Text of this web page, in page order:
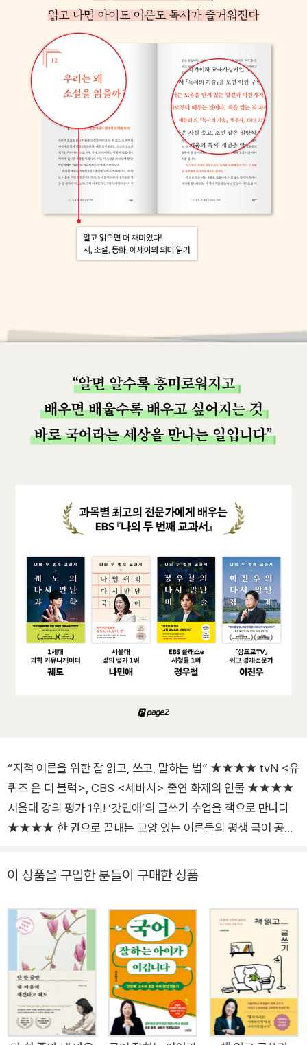
“지적 어른을 위한 잘 읽고, 쓰고, 말하는 법” ★★★★ tvN <유
퀴즈 온 더 블럭>, CBS <세바시> 출연 화제의 인물 ★★★★
서울대 강의 평가 1위! ‘갓민애’의 글쓰기 수업을 책으로 만나다
★★★★ 한 권으로 끝내는 교양 있는 어른들의 평생 국어 공부
로 국어 공부가 필요하지 않다고 여기는 사람들이 있다. 과연 그
사, 문학 등을 배우고 소통하며 살아간다. 결국 국어를 제대로 알
아야 지금의 세상을 이해하고 사람들과 원활히 소통할 수 있다는
의미다. 국어 공부가 평생 공부로 이어져야 하는 이유가 바로 여
기에 있다. 서울대 강의 평가 1위 글쓰기 수업을 맡고 있는 나민애
교수는 문해력, 어휘력 부족으로 어려움을 겪는 요즘 어른들을 위
해 고등학교 때는 몰랐던 국어 교과서 속의 재미와 가치를 찾아
나섰다. 나민애 교수가 직접 선정한 교과서 속 문학작품부터 시,
이 상품을 구입한 분들이 구매한 상품